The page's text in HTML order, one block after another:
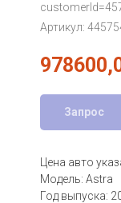
Артикул:
Запрос
Цена авто
Модель: Astra
Год выпуска: